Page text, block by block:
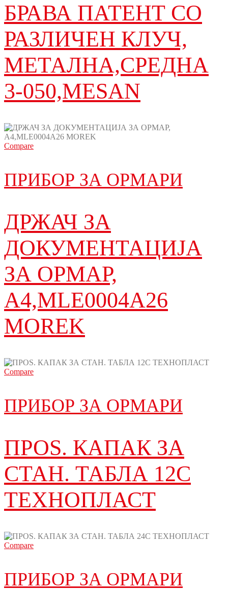
БРАВА ПАТЕНТ СО
РАЗЛИЧЕН КЛУЧ,
МЕТАЛНА,СРЕДНА
3-050,MESAN
Compare
ПРИБОР ЗА ОРМАРИ
ДРЖАЧ ЗА
ДОКУМЕНТАЦИЈА
ЗА ОРМАР,
А4,MLE0004A26
MOREK
Compare
ПРИБОР ЗА ОРМАРИ
ПРОЅ. КАПАК ЗА
СТАН. ТАБЛА 12C
ТЕХНОПЛАСТ
Compare
ПРИБОР ЗА ОРМАРИ